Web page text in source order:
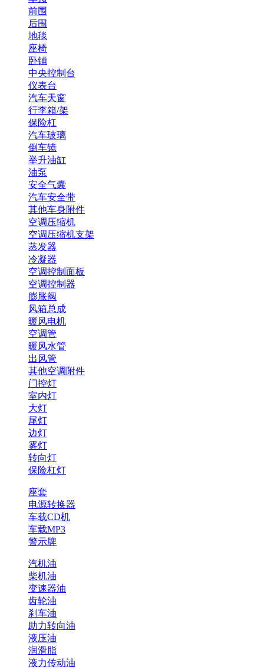
前围
后围
地毯
座椅
卧铺
中央控制台
仪表台
汽车天窗
行李箱/架
保险杠
汽车玻璃
倒车镜
举升油缸
油泵
安全气囊
汽车安全带
其他车身附件
空调压缩机
空调压缩机支架
蒸发器
冷凝器
空调控制面板
空调控制器
膨胀阀
风箱总成
暖风电机
空调管
暖风水管
出风管
其他空调附件
门控灯
室内灯
大灯
尾灯
边灯
雾灯
转向灯
保险杠灯
座套
电源转换器
车载CD机
车载MP3
警示牌
汽机油
柴机油
变速器油
齿轮油
刹车油
助力转向油
液压油
润滑脂
液力传动油